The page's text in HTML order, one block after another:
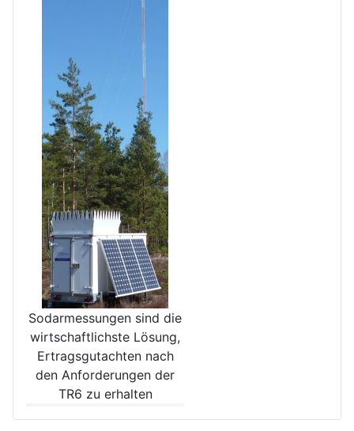
Sodarmessungen sind die
wirt­schaftlichste Lösung,
Ertrags­gutachten nach
den Anforde­rungen der
TR6 zu erhalten